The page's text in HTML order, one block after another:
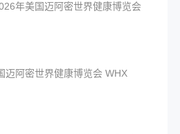
年美国迈阿密世界健康博览会
迈阿密世界健康博览会 WHX